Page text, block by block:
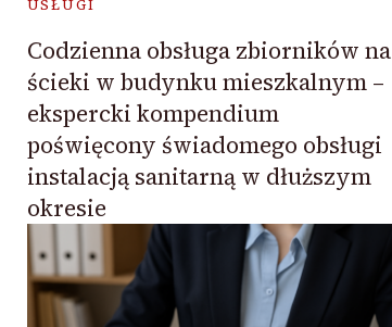
USŁUGI
Codzienna obsługa zbiorników na
ścieki w budynku mieszkalnym –
ekspercki kompendium
poświęcony świadomego obsługi
instalacją sanitarną w dłuższym
okresie